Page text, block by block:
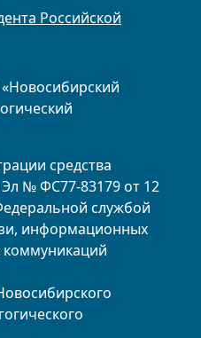
средства
№ ФС77-83179 от 12
службой
информационных
коммуникаций
Российской